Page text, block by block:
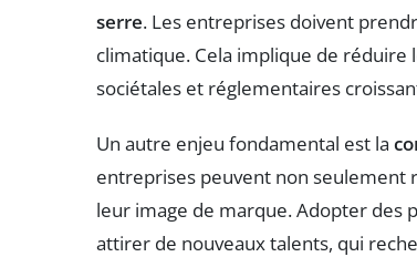
serre. Les entreprises doivent
climatique. Cela implique de
sociétales et réglementaires
Un autre enjeu fondamental est la
entreprises peuvent non seulement
leur image de marque. Adopter des
attirer de nouveaux talents, qui